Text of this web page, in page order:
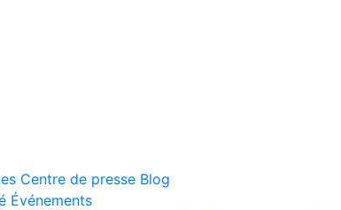
Centre de presse Blog
Événements